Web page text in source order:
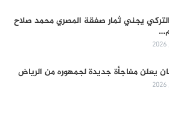
يجني ثمار صفقة المصري محمد صلاح
يعلن مفاجأة جديدة لجمهوره من الرياض